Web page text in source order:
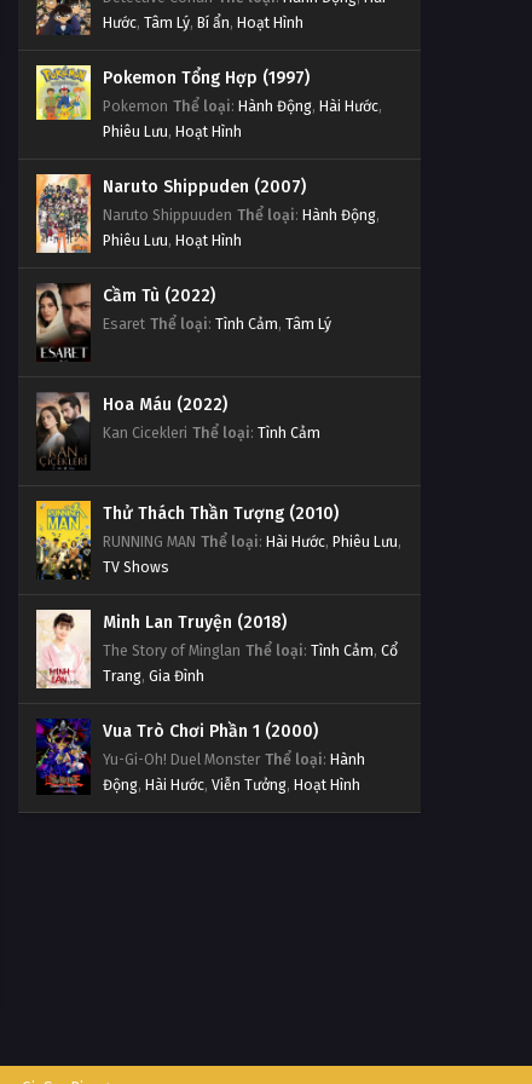
Hước, Tâm Lý, Bí ẩn, Hoạt Hình
Pokemon Tổng Hợp (1997)
Pokemon Thể loại: Hành Động, Hài Hước,
Phiêu Lưu, Hoạt Hình
Naruto Shippuden (2007)
Naruto Shippuuden Thể loại: Hành Động,
Phiêu Lưu, Hoạt Hình
Cầm Tù (2022)
Esaret Thể loại: Tình Cảm, Tâm Lý
Hoa Máu (2022)
Kan Cicekleri Thể loại: Tình Cảm
Thử Thách Thần Tượng (2010)
RUNNING MAN Thể loại: Hài Hước, Phiêu Lưu,
TV Shows
Minh Lan Truyện (2018)
The Story of Minglan Thể loại: Tình Cảm, Cổ
Trang, Gia Đình
Vua Trò Chơi Phần 1 (2000)
Yu-Gi-Oh! Duel Monster Thể loại: Hành
Động, Hài Hước, Viễn Tưởng, Hoạt Hình